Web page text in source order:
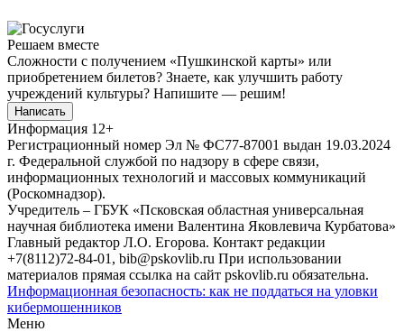
Решаем вместе
Сложности с получением «Пушкинской карты» или
приобретением билетов? Знаете, как улучшить работу
учреждений культуры? Напишите — решим!
Написать
Информация 12+
Регистрационный номер Эл № ФС77-87001 выдан 19.03.2024
г. Федеральной службой по надзору в сфере связи,
информационных технологий и массовых коммуникаций
(Роскомнадзор).
Учредитель – ГБУК «Псковская областная универсальная
научная библиотека имени Валентина Яковлевича Курбатова»
Главный редактор Л.О. Егорова. Контакт редакции
+7(8112)72-84-01, bib@pskovlib.ru При использовании
материалов прямая ссылка на сайт pskovlib.ru обязательна.
Информационная безопасность: как не поддаться на уловки
кибермошенников
Меню